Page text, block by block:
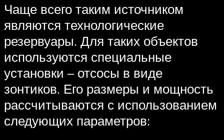
Чаще всего таким источником
являются технологические
резервуары. Для таких объектов
используются специальные
установки – отсосы в виде
зонтиков. Его размеры и мощность
рассчитываются с использованием
следующих параметров: